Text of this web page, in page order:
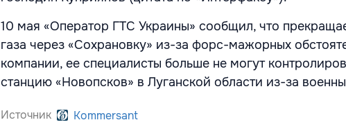
10 мая «Оператор ГТС Украины» сообщил, что
газа через «Сохрановку» из-за форс-мажорных
компании, ее специалисты больше не могут
станцию «Новопсков» в Луганской области из-за
Источник Kommersant